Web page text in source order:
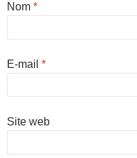
Nom *
E-mail *
Site web